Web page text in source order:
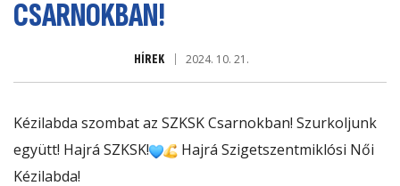
CSARNOKBAN!
HÍREK 2024. 10. 21.
Kézilabda szombat az SZKSK Csarnokban! Szurkoljunk
együtt! Hajrá SZKSK!
Hajrá Szigetszentmiklósi Női
Kézilabda!